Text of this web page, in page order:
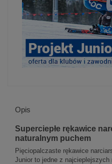
Opis
Superciepłe rękawice
naturalnym puchem
Pięciopalczaste rękawice
Junior to jedne z